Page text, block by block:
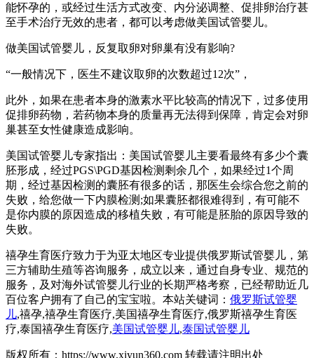
能怀孕的，或经过生活方式改变、内分泌调整、促排卵治疗甚
至手术治疗无效的患者，都可以考虑做美国试管婴儿。
做美国试管婴儿，反复取卵对卵巢有没有影响?
“一般情况下，医生不建议取卵的次数超过12次”，
此外，如果在患者本身的激素水平比较高的情况下，过多使用
促排卵药物，若药物本身的质量再无法得到保障，肯定会对卵
巢甚至女性健康造成影响。
美国试管婴儿专家指出：美国试管婴儿主要看最终有多少个囊
胚形成，经过PGS\PGD基因检测剩余几个，如果经过1个周
期，经过基因检测的囊胚有很多的话，那医生会综合您之前的
失败，给您做一下内膜检测;如果囊胚都很难得到，有可能不
是你内膜的原因造成的移植失败，有可能是胚胎的原因导致的
失败。
禧孕生育医疗致力于为亚太地区专业提供俄罗斯试管婴儿，第
三方辅助生殖等咨询服务，成立以来，通过自身专业、规范的
服务，及对海外试管婴儿行业的长期严格考察，已经帮助近几
百位客户拥有了自己的宝宝啦。本站关键词： 俄罗斯试管婴
儿,禧孕,禧孕生育医疗,美国禧孕生育医疗,俄罗斯禧孕生育医
疗,泰国禧孕生育医疗,美国试管婴儿,泰国试管婴儿
版权所有：https://www.xiyun360.com 转载请注明出处